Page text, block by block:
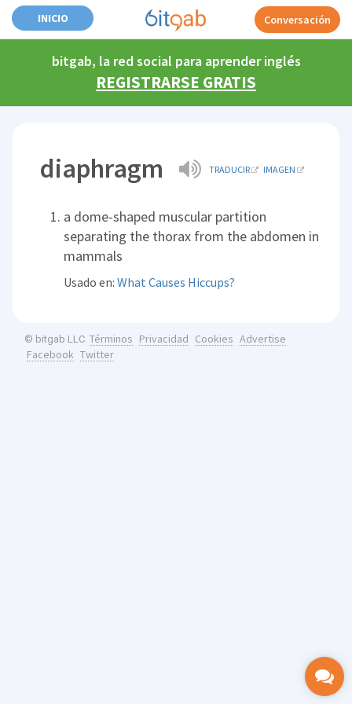
INICIO Conversación
bitgab, la red social para aprender inglés
REGISTRARSE GRATIS
diaphragm TRADUCIR IMAGEN
a dome-shaped muscular partition
separating the thorax from the abdomen in
mammals
Usado en:What Causes Hiccups?
© bitgab LLC Términos Privacidad Cookies Advertise
Facebook Twitter